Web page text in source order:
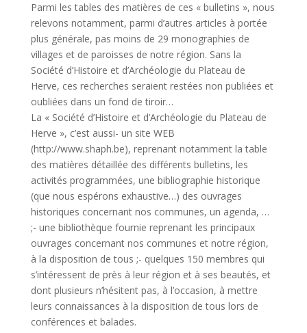
Parmi les tables des matières de ces « bulletins », nous
relevons notamment, parmi d’autres articles à portée
plus générale, pas moins de 29 monographies de
villages et de paroisses de notre région. Sans la
Société d’Histoire et d’Archéologie du Plateau de
Herve, ces recherches seraient restées non publiées et
oubliées dans un fond de tiroir…
La « Société d’Histoire et d’Archéologie du Plateau de
Herve », c’est aussi- un site WEB
(http://www.shaph.be), reprenant notamment la table
des matières détaillée des différents bulletins, les
activités programmées, une bibliographie historique
(que nous espérons exhaustive…) des ouvrages
historiques concernant nos communes, un agenda, …
;- une bibliothèque fournie reprenant les principaux
ouvrages concernant nos communes et notre région,
à la disposition de tous ;- quelques 150 membres qui
s’intéressent de près à leur région et à ses beautés, et
dont plusieurs n’hésitent pas, à l’occasion, à mettre
leurs connaissances à la disposition de tous lors de
conférences et balades.